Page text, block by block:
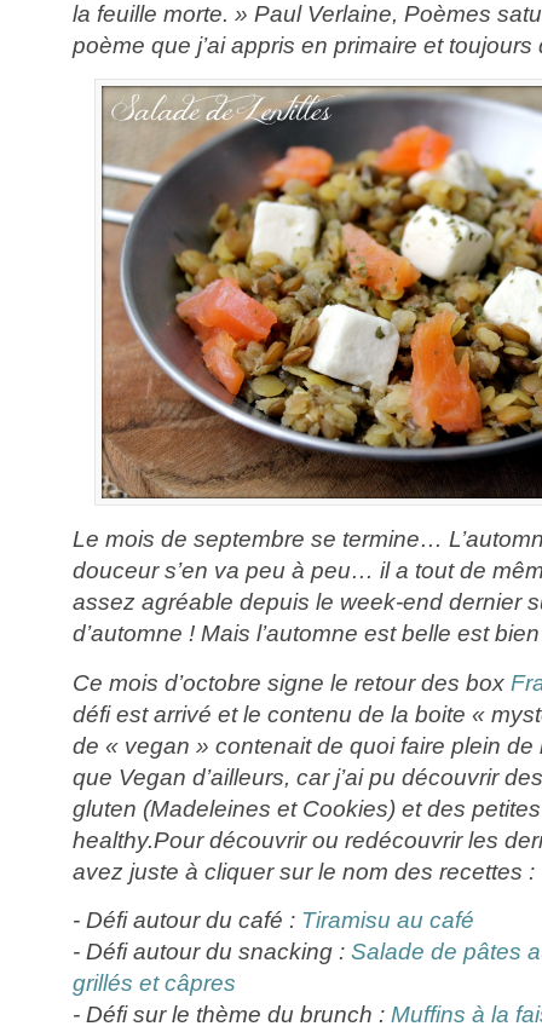
la feuille morte. » Paul Verlaine, Poèmes
poème que j’ai appris en primaire et
Le mois de septembre se termine…
douceur s’en va peu à peu… il a tout de
assez agréable depuis le week-end dernier
d’automne ! Mais l’automne est belle est
Ce mois d’octobre signe le retour des box
défi est arrivé et le contenu de la boite «
de « vegan » contenait de quoi faire plein
que Vegan d’ailleurs, car j’ai pu découvrir
gluten (Madeleines et Cookies) et des
healthy.Pour découvrir ou redécouvrir les
avez juste à cliquer sur le nom des recettes :
- Défi autour du café : Tiramisu au café
- Défi autour du snacking : Salade de pâtes
grillés et câpres
- Défi sur le thème du brunch : Muffins à la